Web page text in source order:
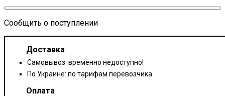
Сообщить о поступлении
Доставка
Самовывоз: временно недоступно!
По Украине: по тарифам перевозчика
Оплата